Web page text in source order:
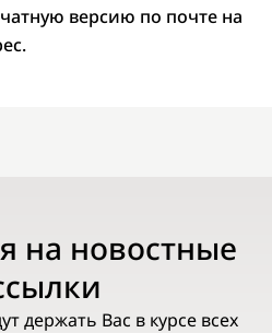
версию по почте на
на новостные
держать Вас в курсе всех